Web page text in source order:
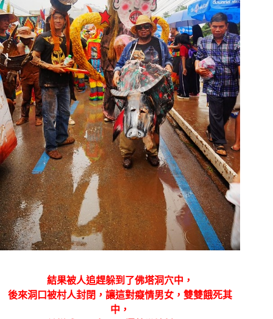
結果被人追趕躲到了佛塔洞穴中，
後來洞口被村人封閉，讓這對癡情男女，雙雙餓死其
中，